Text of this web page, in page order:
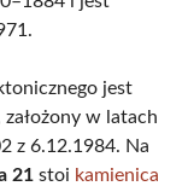
jest
założony w latach
z 6.12.1984. Na
21 stoi kamienica